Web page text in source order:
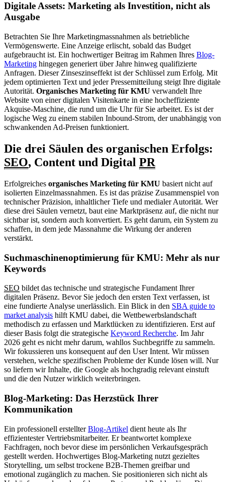
Digitale Assets: Marketing als Investition, nicht als
Ausgabe
Betrachten Sie Ihre Marketingmassnahmen als betriebliche
Vermögenswerte. Eine Anzeige erlischt, sobald das Budget
aufgebraucht ist. Ein hochwertiger Beitrag im Rahmen Ihres Blog-
Marketing hingegen generiert über Jahre hinweg qualifizierte
Anfragen. Dieser Zinseszinseffekt ist der Schlüssel zum Erfolg. Mit
jedem optimierten Text und jeder Pressemitteilung steigt Ihre digitale
Autorität. Organisches Marketing für KMU verwandelt Ihre
Website von einer digitalen Visitenkarte in eine hocheffiziente
Akquise-Maschine, die rund um die Uhr für Sie arbeitet. Es ist der
logische Weg zu einem stabilen Inbound-Strom, der unabhängig von
schwankenden Ad-Preisen funktioniert.
Die drei Säulen des organischen Erfolgs:
SEO, Content und Digital PR
Erfolgreiches organisches Marketing für KMU basiert nicht auf
isolierten Einzelmassnahmen. Es ist das präzise Zusammenspiel von
technischer Präzision, inhaltlicher Tiefe und medialer Autorität. Wer
diese drei Säulen vernetzt, baut eine Marktpräsenz auf, die nicht nur
sichtbar ist, sondern auch konvertiert. Es geht darum, ein System zu
schaffen, in dem jede Massnahme die Wirkung der anderen
verstärkt.
Suchmaschinenoptimierung für KMU: Mehr als nur
Keywords
SEO bildet das technische und strategische Fundament Ihrer
digitalen Präsenz. Bevor Sie jedoch den ersten Text verfassen, ist
eine fundierte Analyse unerlässlich. Ein Blick in den SBA guide to
market analysis hilft KMU dabei, die Wettbewerbslandschaft
methodisch zu erfassen und Marktlücken zu identifizieren. Erst auf
dieser Basis folgt die strategische Keyword Recherche. Im Jahr
2026 geht es nicht mehr darum, wahllos Suchbegriffe zu sammeln.
Wir fokussieren uns konsequent auf den User Intent. Wir müssen
verstehen, welche spezifischen Probleme der Kunde lösen will. Nur
so liefern wir Inhalte, die Google als hochgradig relevant einstuft
und die den Nutzer wirklich weiterbringen.
Blog-Marketing: Das Herzstück Ihrer
Kommunikation
Ein professionell erstellterBlog-Artikel dient heute als Ihr
effizientester Vertriebsmitarbeiter. Er beantwortet komplexe
Fachfragen, noch bevor diese im persönlichen Verkaufsgespräch
gestellt werden. Hochwertiges Blog-Marketing nutzt gezieltes
Storytelling, um selbst trockene B2B-Themen greifbar und
emotional zugänglich zu machen. Sie positionieren sich nicht als